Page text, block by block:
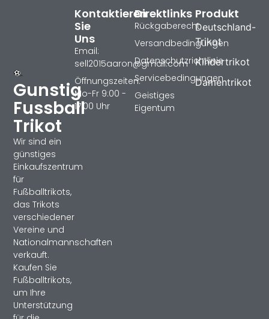
Gunstig
Fussball
Trikot
Wir sind ein
günstiges
Einkaufszentrum
für
Fußballtrikots,
das Trikots
verschiedener
Vereine und
Nationalmannschaften
verkauft.
Kaufen Sie
Fußballtrikots,
um Ihre
Unterstützung
Produkt
Deutschland-
Trikot
Kindertrikot
Damentrikot
Direktlinks
Rückgaberecht
Versandbedingungen
Datenschutzrichtlinie
Servicebedingungen
Geistiges
Eigentum
Kontaktieren
Sie
Uns
Email:
sell2015aaron@gmail.com
Öffnungszeiten:
Mo-Fr 9:00 -
17:00 Uhr